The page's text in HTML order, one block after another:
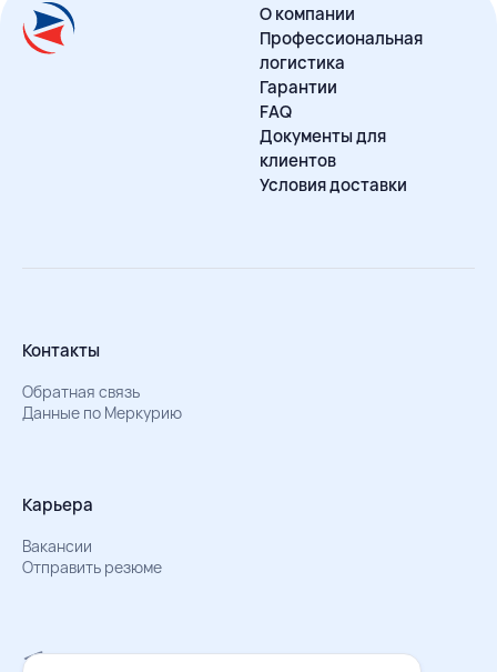
О компании
Профессиональная
логистика
Гарантии
FAQ
Документы для
клиентов
Условия доставки
Контакты
Обратная связь
Данные по Меркурию
Карьера
Вакансии
Отправить резюме
Мы в Телеграм